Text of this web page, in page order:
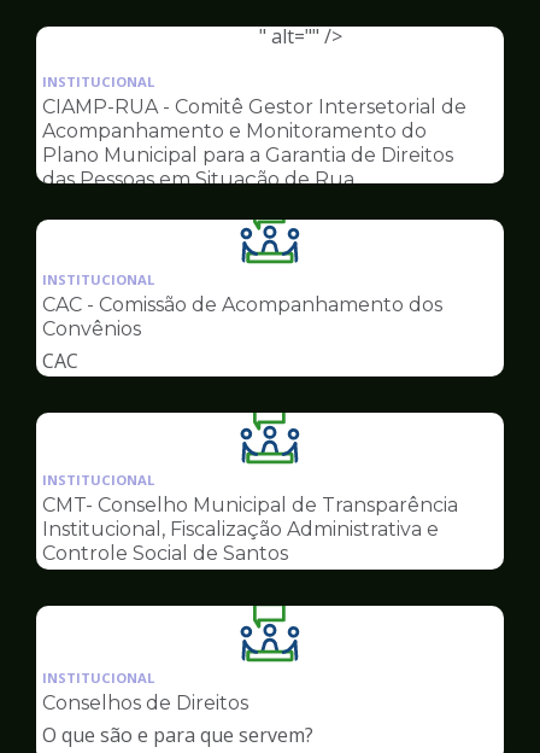
" alt="" />
Ilustração
pagina
de
Conselhos
INSTITUCIONAL
CIAMP-RUA - Comitê Gestor Intersetorial de
Acompanhamento e Monitoramento do
Plano Municipal para a Garantia de Direitos
das Pessoas em Situação de Rua
Ilustração
da
pagina
INSTITUCIONAL
CAC - Comissão de Acompanhamento dos
Convênios
CAC
Ilustração
da
pagina
de
Conselhos
INSTITUCIONAL
CMT- Conselho Municipal de Transparência
Institucional, Fiscalização Administrativa e
Controle Social de Santos
Ilustração
da
INSTITUCIONAL
Conselhos de Direitos
O que são e para que servem?